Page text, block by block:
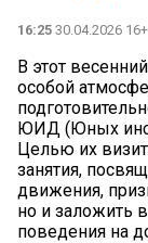
16:25 30.04.2026 16+
В этот
особой
ЮИД (Юных
Целью их
занятия,
движения,
но и заложить
поведения на